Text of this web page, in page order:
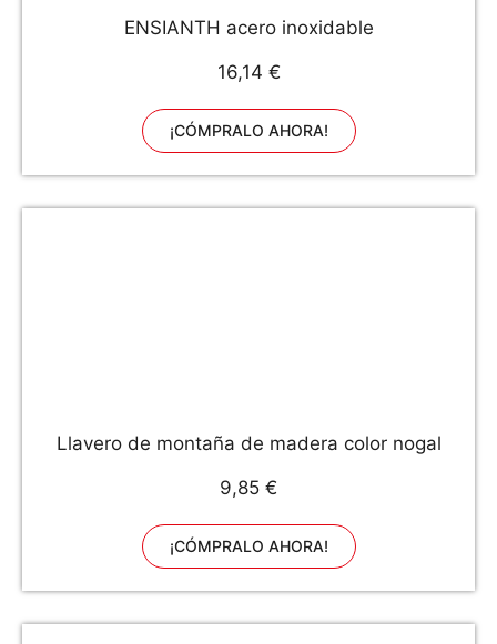
ENSIANTH acero inoxidable
16,14 €
¡CÓMPRALO AHORA!
Llavero de montaña de madera color nogal
9,85 €
¡CÓMPRALO AHORA!